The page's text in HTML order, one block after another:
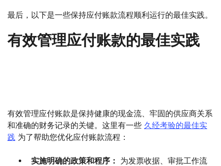
最后，以下是一些保持应付账款流程顺利运行的最佳实践。
有效管理应付账款的最佳实践
有效管理应付账款是保持健康的现金流、牢固的供应商关系
和准确的财务记录的关键。这里有一些 久经考验的最佳实
践 为了帮助您优化应付账款流程：
实施明确的政策和程序： 为发票收据、审批工作流